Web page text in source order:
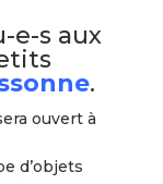
e-s aux
.
ouvert à
d’objets